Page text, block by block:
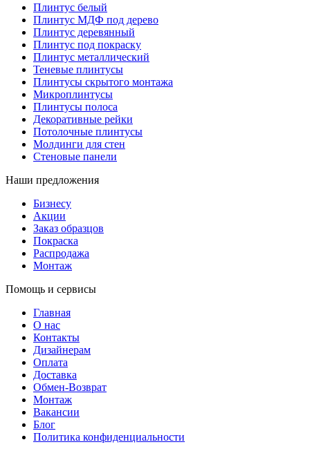
Плинтус белый
Плинтус МДФ под дерево
Плинтус деревянный
Плинтус под покраску
Плинтус металлический
Теневые плинтусы
Плинтусы скрытого монтажа
Микроплинтусы
Плинтусы полоса
Декоративные рейки
Потолочные плинтусы
Молдинги для стен
Стеновые панели
Наши предложения
Бизнесу
Акции
Заказ образцов
Покраска
Распродажа
Монтаж
Помощь и сервисы
Главная
О нас
Контакты
Дизайнерам
Оплата
Доставка
Обмен-Возврат
Монтаж
Вакансии
Блог
Политика конфиденциальности